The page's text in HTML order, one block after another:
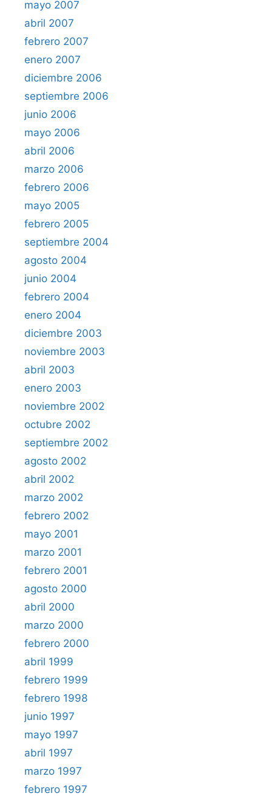
mayo 2007
abril 2007
febrero 2007
enero 2007
diciembre 2006
septiembre 2006
junio 2006
mayo 2006
abril 2006
marzo 2006
febrero 2006
mayo 2005
febrero 2005
septiembre 2004
agosto 2004
junio 2004
febrero 2004
enero 2004
diciembre 2003
noviembre 2003
abril 2003
enero 2003
noviembre 2002
octubre 2002
septiembre 2002
agosto 2002
abril 2002
marzo 2002
febrero 2002
mayo 2001
marzo 2001
febrero 2001
agosto 2000
abril 2000
marzo 2000
febrero 2000
abril 1999
febrero 1999
febrero 1998
junio 1997
mayo 1997
abril 1997
marzo 1997
febrero 1997